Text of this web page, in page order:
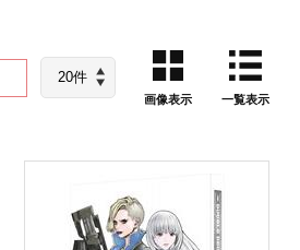
画像表示
一覧表示